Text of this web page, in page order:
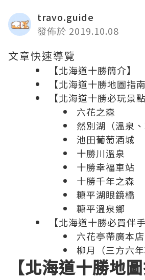
travo.guide
發佈於 2019.10.08
文章快速導覽
【北海道十勝簡介】
【北海道十勝地圖指南
【北海道十勝必玩景
六花之森
然別湖（溫泉、
池田葡萄酒城
十勝川溫泉
十勝幸福車站
十勝千年之森
糠平湖眼鏡橋
糠平溫泉鄉
【北海道十勝必買伴
六花亭帶廣本店
柳月（三方六年
【北海道十勝地圖